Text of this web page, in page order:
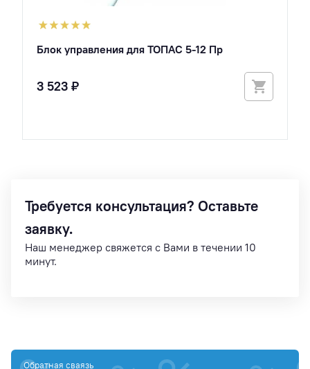
Блок управления для ТОПАС 5-12 Пр
3 523 ₽
Требуется консультация? Оставьте
заявку.
Наш менеджер свяжется с Вами в течении 10
минут.
Обратная сваязь